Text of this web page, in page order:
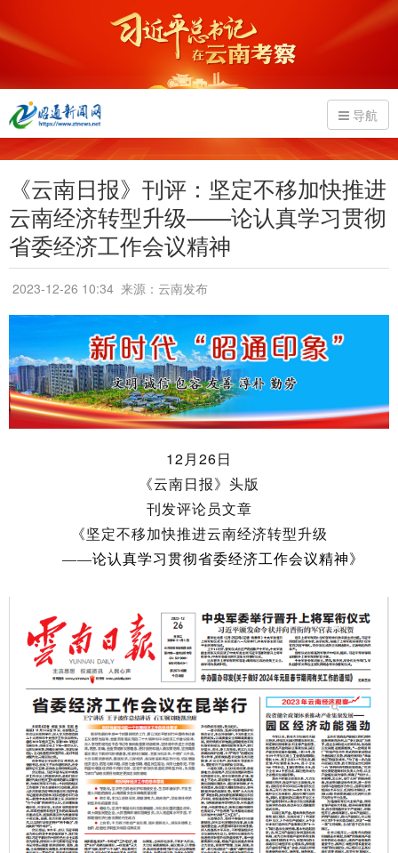
导航
《云南日报》刊评：坚定不移加快推进
云南经济转型升级——论认真学习贯彻
省委经济工作会议精神
2023-12-26 10:34 来源：云南发布
12月26日
《云南日报》头版
刊发评论员文章
《坚定不移加快推进云南经济转型升级
——论认真学习贯彻省委经济工作会议精神》